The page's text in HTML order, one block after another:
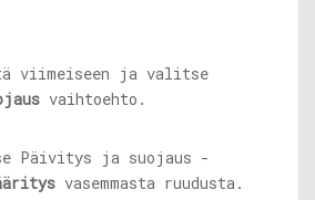
viimeiseen ja valitse
vaihtoehto.
Päivitys ja suojaus -
vasemmasta ruudusta.